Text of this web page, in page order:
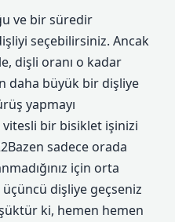
ve bir süredir
seçebilirsiniz. Ancak
dişli oranı o kadar
daha büyük bir dişliye
yapmayı
vitesli bir bisiklet işinizi
sadece orada
için orta
dişliye geçseniz
ki, hemen hemen